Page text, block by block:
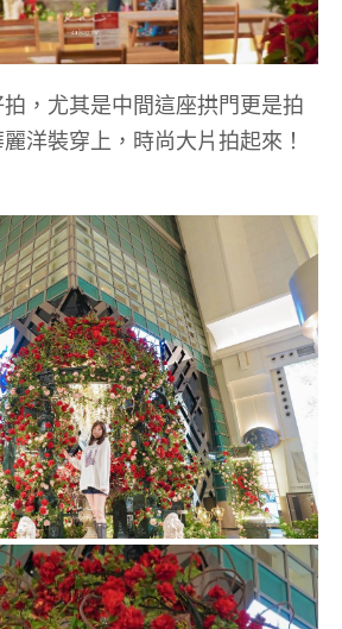
，尤其是中間這座拱門更是拍
洋裝穿上，時尚大片拍起來！